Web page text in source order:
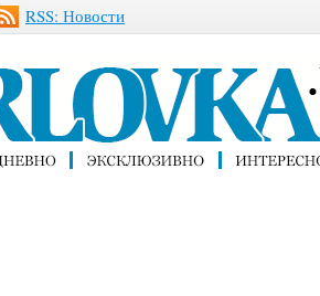
RSS: Новости